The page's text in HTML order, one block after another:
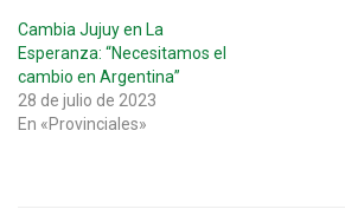
Cambia Jujuy en La
Esperanza: “Necesitamos el
cambio en Argentina”
28 de julio de 2023
En «Provinciales»